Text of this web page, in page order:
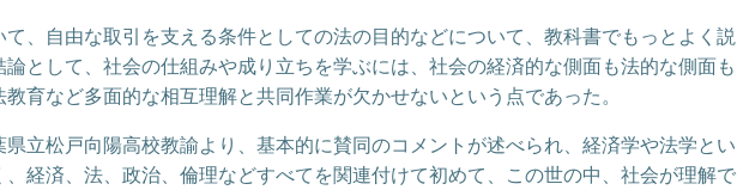
、自由な取引を支える条件としての法の目的などについて、教科書でもっとよく説
として、社会の仕組みや成り立ちを学ぶには、社会の経済的な側面も法的な側面も
育など多面的な相互理解と共同作業が欠かせないという点であった。
立松戸向陽高校教諭より、基本的に賛同のコメントが述べられ、経済学や法学とい
経済、法、政治、倫理などすべてを関連付けて初めて、この世の中、社会が理解で